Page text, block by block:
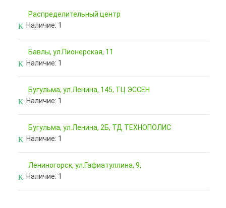
Pаспределительный центр
Наличие: 1
Бавлы, ул.Пионерская, 11
Наличие: 1
Бугульма, ул.Ленина, 145, ТЦ ЭССЕН
Наличие: 1
Бугульма, ул.Ленина, 2Б, ТД ТЕХНОПОЛИС
Наличие: 1
Лениногорск, ул.Гафиатуллина, 9,
Наличие: 1